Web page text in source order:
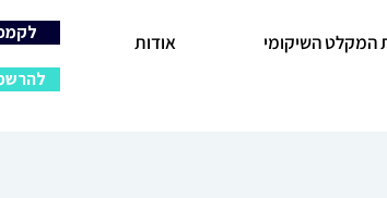
המקלט השיקומי אודות